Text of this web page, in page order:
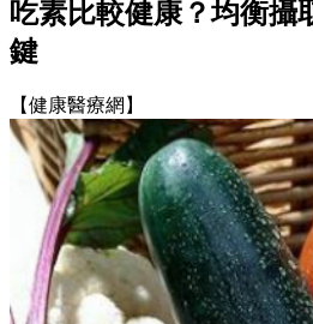
吃素比較健康？均衡攝
鍵
【健康醫療網】